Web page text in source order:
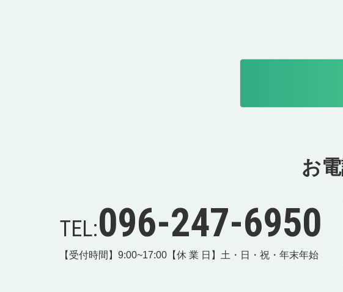
お
TEL:096-247-6950
【受付時間】9:00~17:00 【休 業 日】土・日・祝・年末年始